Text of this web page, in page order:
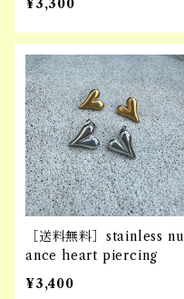
¥3,300
［送料無料］stainless nu
ance heart piercing
¥3,400